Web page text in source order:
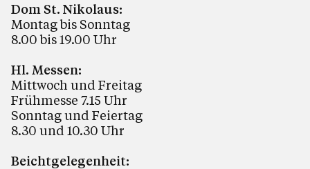
Dom St. Nikolaus:
Montag bis Sonntag
8.00 bis 19.00 Uhr
Hl. Messen:
Mittwoch und Freitag
Frühmesse 7.15 Uhr
Sonntag und Feiertag
8.30 und 10.30 Uhr
Beichtgelegenheit: